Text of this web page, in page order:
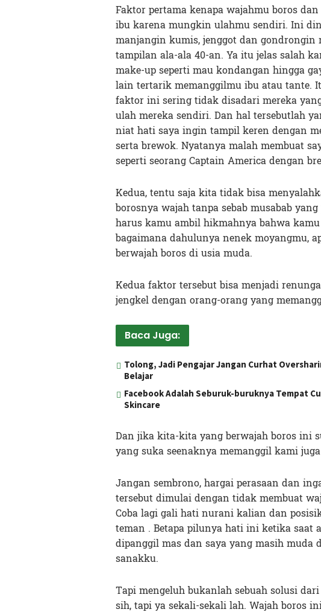
Faktor pertama kenapa wajahmu boros
ibu karena mungkin ulahmu sendiri. Ini
manjangin kumis, jenggot dan
tampilan ala-ala 40-an. Ya itu jelas salah
make-up seperti mau kondangan hingga
lain tertarik memanggilmu ibu atau tante.
faktor ini sering tidak disadari mereka
ulah mereka sendiri. Dan hal tersebutlah
niat hati saya ingin tampil keren dengan
serta brewok. Nyatanya malah membuat
seperti seorang Captain America dengan
Kedua, tentu saja kita tidak bisa
borosnya wajah tanpa sebab musabab
harus kamu ambil hikmahnya bahwa
bagaimana dahulunya nenek moyangmu,
berwajah boros di usia muda.
Kedua faktor tersebut bisa menjadi
jengkel dengan orang-orang yang
Baca Juga:
Tolong, Jadi Pengajar Jangan Curhat
Belajar
Facebook Adalah Seburuk-buruknya Tempat
Skincare
Dan jika kita-kita yang berwajah boros ini
yang suka seenaknya memanggil kami
Jangan sembrono, hargai perasaan dan
tersebut dimulai dengan tidak membuat
Coba lagi gali hati nurani kalian dan
teman . Betapa pilunya hati ini ketika saat
dipanggil mas dan saya yang masih
sanakku.
Tapi mengeluh bukanlah sebuah solusi
sih, tapi ya sekali-sekali lah. Wajah boros